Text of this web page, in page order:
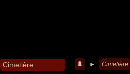
Cimetière
► Cimetière